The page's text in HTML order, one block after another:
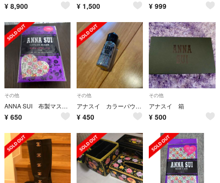
¥ 8,900 ¥ 1,500 ¥ 999
その他
ANNA SUI 布製マスク繰り返し使える6重ガーゼマスク
¥ 650
その他
アナスイ カラーパウダー002
¥ 450
その他
アナスイ 箱
¥ 500